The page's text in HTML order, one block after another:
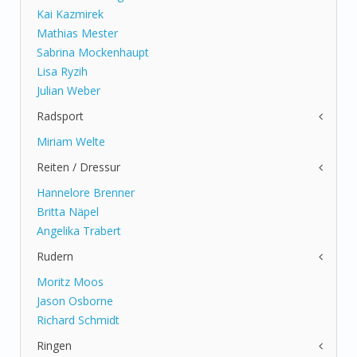
Kai Kazmirek
Mathias Mester
Sabrina Mockenhaupt
Lisa Ryzih
Julian Weber
Radsport
Miriam Welte
Reiten / Dressur
Hannelore Brenner
Britta Näpel
Angelika Trabert
Rudern
Moritz Moos
Jason Osborne
Richard Schmidt
Ringen